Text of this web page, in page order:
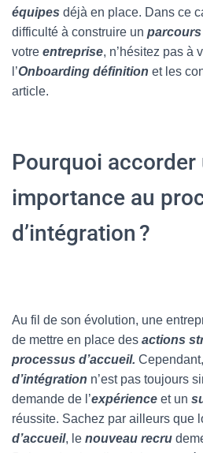
équipes déjà en place. Dans ce
difficulté à construire un parcours
votre entreprise, n’hésitez pas à
l’Onboarding définition et les
article.
Pourquoi accorder
importance au
d’intégration ?
Au fil de son évolution, une
de mettre en place des actions
processus d’accueil.
d’intégration n’est pas toujours
demande de l’expérience et un
réussite. Sachez par ailleurs que
d’accueil, le nouveau recru